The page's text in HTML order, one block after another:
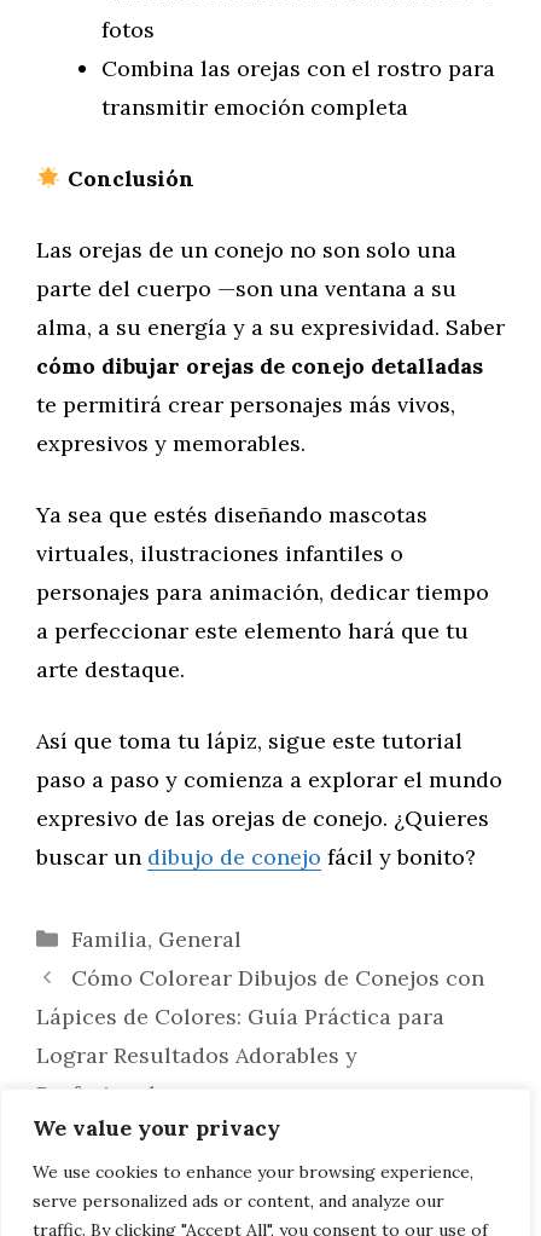
We value your privacy
We use cookies to enhance your browsing experience,
serve personalized ads or content, and analyze our
traffic. By clicking "Accept All", you consent to our use of
fotos
Combina las orejas con el rostro para
transmitir emoción completa
Conclusión
Las orejas de un conejo no son solo una
parte del cuerpo —son una ventana a su
alma, a su energía y a su expresividad. Saber
cómo dibujar orejas de conejo detalladas
te permitirá crear personajes más vivos,
expresivos y memorables.
Ya sea que estés diseñando mascotas
virtuales, ilustraciones infantiles o
personajes para animación, dedicar tiempo
a perfeccionar este elemento hará que tu
arte destaque.
Así que toma tu lápiz, sigue este tutorial
paso a paso y comienza a explorar el mundo
expresivo de las orejas de conejo. ¿Quieres
buscar un dibujo de conejo fácil y bonito?
Categorías
Familia, General
Cómo Colorear Dibujos de Conejos con
Lápices de Colores: Guía Práctica para
Lograr Resultados Adorables y
Profesionales
Cómo Dibujar un Conejo en Movimiento:
Captura la Energía y Dinamismo del Animal
Más Veloz